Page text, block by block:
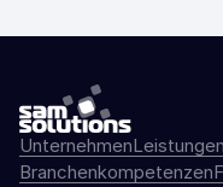
UnternehmenLeistungen
Branchenkompetenzen